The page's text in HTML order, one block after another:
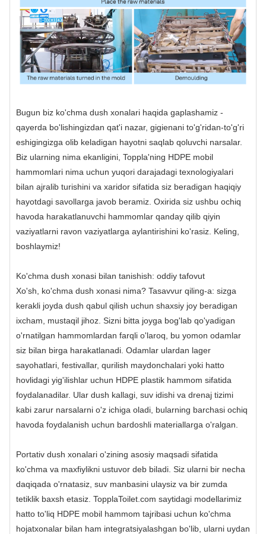
Bugun biz ko'chma dush xonalari haqida gaplashamiz -
qayerda bo'lishingizdan qat'i nazar, gigienani to'g'ridan-to'g'ri
eshigingizga olib keladigan hayotni saqlab qoluvchi narsalar.
Biz ularning nima ekanligini, Toppla'ning HDPE mobil
hammomlari nima uchun yuqori darajadagi texnologiyalari
bilan ajralib turishini va xaridor sifatida siz beradigan haqiqiy
hayotdagi savollarga javob beramiz. Oxirida siz ushbu ochiq
havoda harakatlanuvchi hammomlar qanday qilib qiyin
vaziyatlarni ravon vaziyatlarga aylantirishini ko'rasiz. Keling,
boshlaymiz!
Ko'chma dush xonasi bilan tanishish: oddiy tafovut
Xo'sh, ko'chma dush xonasi nima? Tasavvur qiling-a: sizga
kerakli joyda dush qabul qilish uchun shaxsiy joy beradigan
ixcham, mustaqil jihoz. Sizni bitta joyga bog'lab qo'yadigan
o'rnatilgan hammomlardan farqli o'laroq, bu yomon odamlar
siz bilan birga harakatlanadi. Odamlar ulardan lager
sayohatlari, festivallar, qurilish maydonchalari yoki hatto
hovlidagi yig'ilishlar uchun HDPE plastik hammom sifatida
foydalanadilar. Ular dush kallagi, suv idishi va drenaj tizimi
kabi zarur narsalarni o'z ichiga oladi, bularning barchasi ochiq
havoda foydalanish uchun bardoshli materiallarga o'ralgan.
Portativ dush xonalari o'zining asosiy maqsadi sifatida
ko'chma va maxfiylikni ustuvor deb biladi. Siz ularni bir necha
daqiqada o'rnatasiz, suv manbasini ulaysiz va bir zumda
tetiklik baxsh etasiz. TopplaToilet.com saytidagi modellarimiz
hatto to'liq HDPE mobil hammom tajribasi uchun ko'chma
hojatxonalar bilan ham integratsiyalashgan bo'lib, ularni uydan